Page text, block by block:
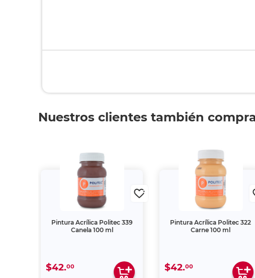
Nuestros clientes también
Pintura Acrílica Politec 339
Canela 100 ml
$42. 00
Pintura Acrílica Politec 322
Carne 100 ml
$42. 00